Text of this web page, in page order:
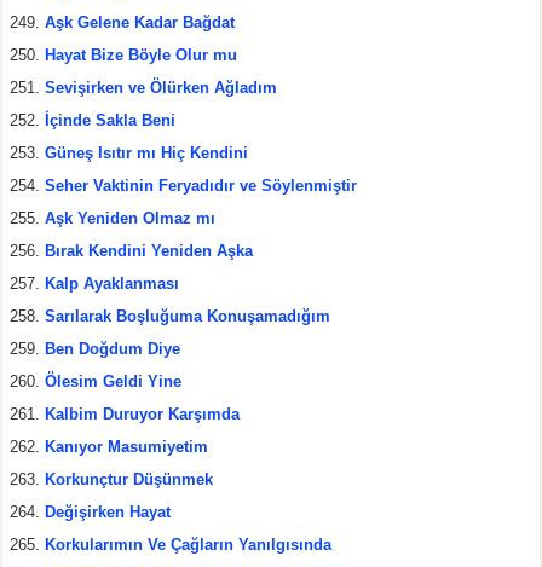
Aşk Gelene Kadar Bağdat
Hayat Bize Böyle Olur mu
Sevişirken ve Ölürken Ağladım
İçinde Sakla Beni
Güneş Isıtır mı Hiç Kendini
Seher Vaktinin Feryadıdır ve Söylenmiştir
Aşk Yeniden Olmaz mı
Bırak Kendini Yeniden Aşka
Kalp Ayaklanması
Sarılarak Boşluğuma Konuşamadığım
Ben Doğdum Diye
Ölesim Geldi Yine
Kalbim Duruyor Karşımda
Kanıyor Masumiyetim
Korkunçtur Düşünmek
Değişirken Hayat
Korkularımın Ve Çağların Yanılgısında